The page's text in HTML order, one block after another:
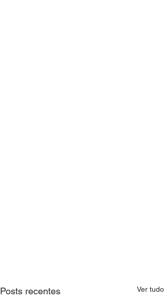
Posts recentes Ver tudo